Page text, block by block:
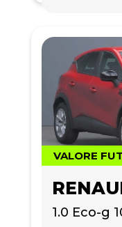
VALORE
1.0 Eco-g